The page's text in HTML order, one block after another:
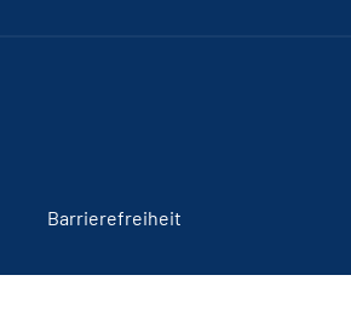
Barrierefreiheit